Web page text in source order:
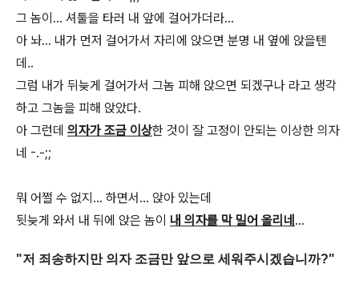
그 놈이... 셔툴을 타러 내 앞에 걸어가더라...
아 놔... 내가 먼저 걸어가서 자리에 앉으면 분명 내 옆에 앉을텐
데..
그럼 내가 뒤늦게 걸어가서 그놈 피해 앉으면 되겠구나 라고 생각
하고 그놈을 피해 앉았다.
아 그런데 의자가 조금 이상한 것이 잘 고정이 안되는 이상한 의자
네 -.-;;
뭐 어쩔 수 없지... 하면서... 앉아 있는데
뒷늦게 와서 내 뒤에 앉은 놈이 내 의자를 막 밀어 올리네 ...
"저 죄송하지만 의자 조금만 앞으로 세워주시겠습니까?"